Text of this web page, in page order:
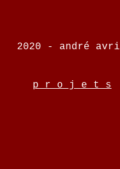
2020 - andré
p r o j e t s